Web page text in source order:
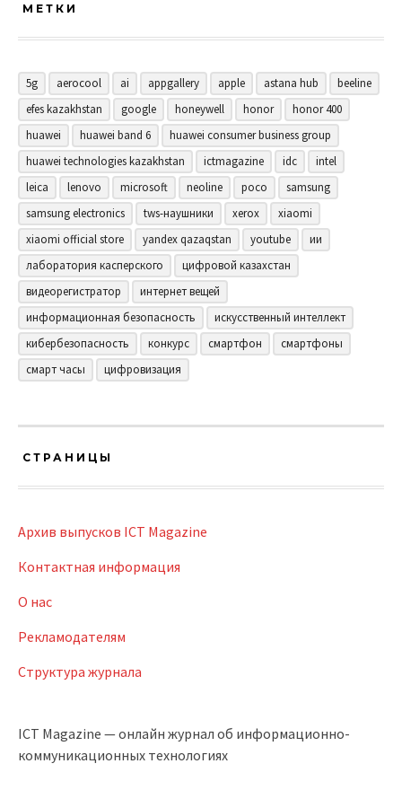
МЕТКИ
5g aerocool ai appgallery apple astana hub
beeline
efes kazakhstan
google honeywell honor
honor 400
huawei
huawei band 6
huawei consumer business group
huawei technologies kazakhstan
ictmagazine idc
intel
leica
lenovo microsoft neoline poco
samsung
samsung electronics
tws-наушники xerox
xiaomi
xiaomi official store
yandex qazaqstan youtube
ии
лаборатория касперского
цифровой казахстан
видеорегистратор
интернет вещей
информационная безопасность
искусственный интеллект
кибербезопасность
конкурс смартфон
смартфоны
смарт часы
цифровизация
СТРАНИЦЫ
Архив выпусков ICT Magazine
Контактная информация
О нас
Рекламодателям
Структура журнала
ICT Magazine — онлайн журнал об информационно-
коммуникационных технологиях